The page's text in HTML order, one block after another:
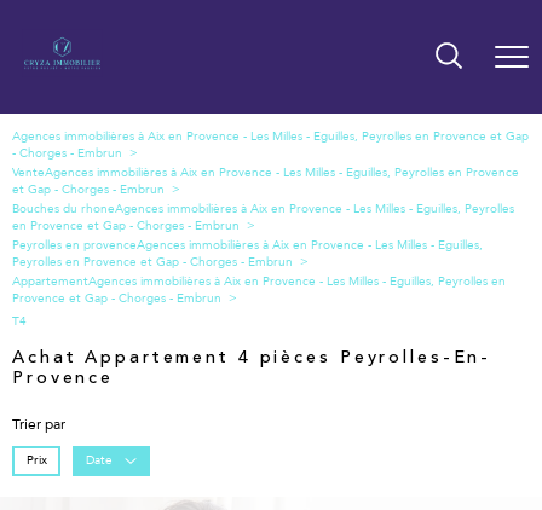
Vente
Bouches du rhone
Peyrolles en provence
Appartement
T4
Achat Appartement 4 pièces Peyrolles-En-
Provence
Trier par
Prix Date